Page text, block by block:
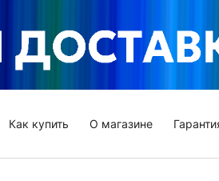
Как купить О магазине